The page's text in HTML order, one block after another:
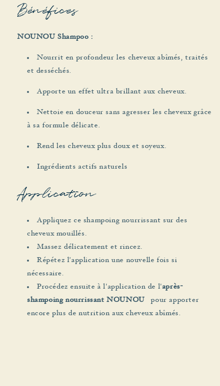
Bénéfices
NOUNOU Shampoo :
Nourrit en profondeur les cheveux abîmés, traités
et desséchés.
Apporte un effet ultra brillant aux cheveux.
Nettoie en douceur sans agresser les cheveux grâce
à sa formule délicate.
Rend les cheveux plus doux et soyeux.
Ingrédients actifs naturels
Application
Appliquez ce shampoing nourrissant sur des
cheveux mouillés.
Massez délicatement et rincez.
Répétez l'application une nouvelle fois si
nécessaire.
Procédez ensuite à l'application de l'après-
shampoing nourrissant NOUNOU
pour apporter
encore plus de nutrition aux cheveux abîmés.